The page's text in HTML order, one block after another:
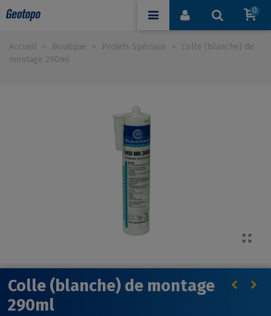
0
Accueil > Boutique > Projets Spéciaux >
Colle (blanche) de
montage 290ml
Colle (blanche) de montage
290ml